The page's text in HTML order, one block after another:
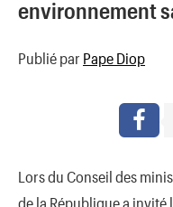
environnement
Publié par Pape Diop
Lors du Conseil des
de la République a invité